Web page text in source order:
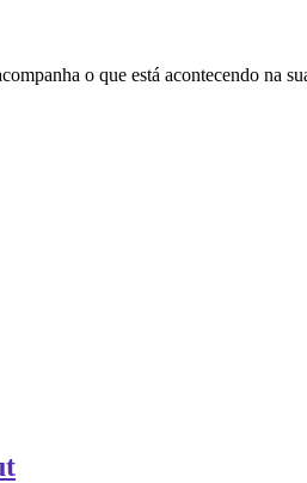
o que está acontecendo na